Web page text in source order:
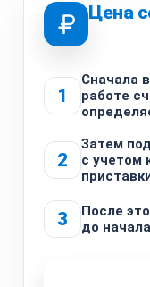
Цена
1
Сначала
работе
2
Затем
с учетом
3
После
до